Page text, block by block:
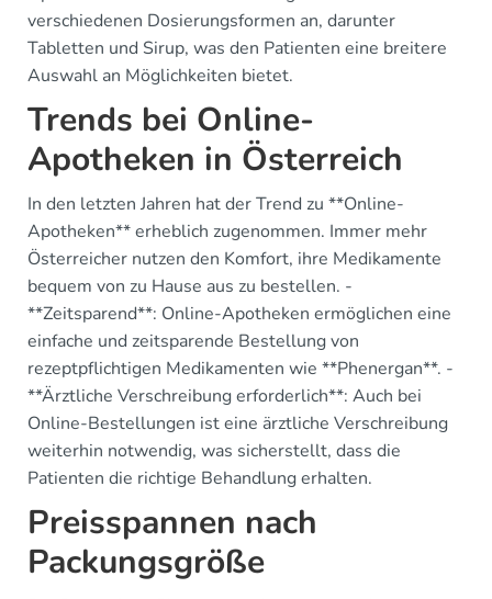
verschiedenen Dosierungsformen an, darunter
Tabletten und Sirup, was den Patienten eine breitere
Auswahl an Möglichkeiten bietet.
Trends bei Online-
Apotheken in Österreich
In den letzten Jahren hat der Trend zu **Online-
Apotheken** erheblich zugenommen. Immer mehr
Österreicher nutzen den Komfort, ihre Medikamente
bequem von zu Hause aus zu bestellen. -
**Zeitsparend**: Online-Apotheken ermöglichen eine
einfache und zeitsparende Bestellung von
rezeptpflichtigen Medikamenten wie **Phenergan**. -
**Ärztliche Verschreibung erforderlich**: Auch bei
Online-Bestellungen ist eine ärztliche Verschreibung
weiterhin notwendig, was sicherstellt, dass die
Patienten die richtige Behandlung erhalten.
Preisspannen nach
Packungsgröße